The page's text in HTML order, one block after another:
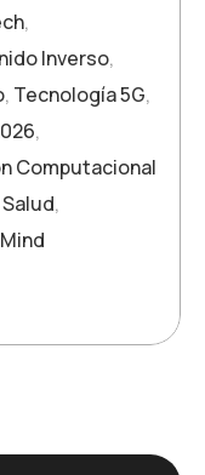
,
Inverso,
, Tecnología 5G,
,
Computacional
,